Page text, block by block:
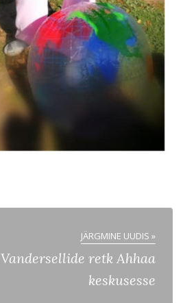
JÄRGMINE UUDIS »
Vandersellide retk Ahhaa
keskusesse